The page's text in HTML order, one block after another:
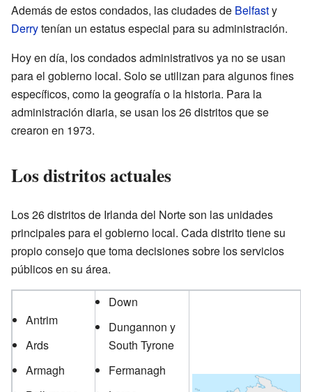
Además de estos condados, las ciudades de Belfasty
Derrytenían un estatus especial para su administración.
Hoy en día, los condados administrativos ya no se usan
para el gobierno local. Solo se utilizan para algunos fines
específicos, como la geografía o la historia. Para la
administración diaria, se usan los 26 distritos que se
crearon en 1973.
Los distritos actuales
Los 26 distritos de Irlanda del Norte son las unidades
principales para el gobierno local. Cada distrito tiene su
propio consejo que toma decisiones sobre los servicios
públicos en su área.
Antrim
Ards
Armagh
Down
Dungannon y
South Tyrone
Fermanagh